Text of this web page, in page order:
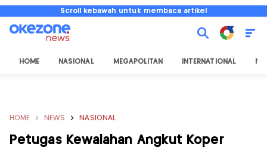
Scroll kebawah untuk membaca artikel
HOME NASIONAL MEGAPOLITAN INTERNATIONAL
HOME NEWS NASIONAL
Petugas Kewalahan Angkut Koper